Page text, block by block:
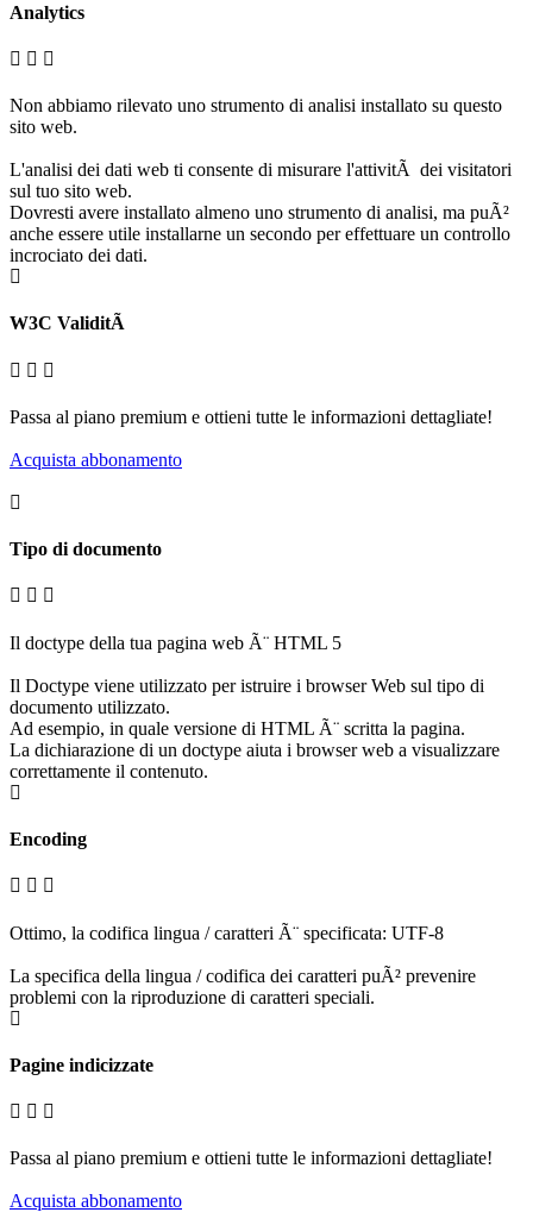
Analytics
Non abbiamo rilevato uno strumento di analisi installato su questo
sito web.
L'analisi dei dati web ti consente di misurare l'attivitÃ dei visitatori
sul tuo sito web.
Dovresti avere installato almeno uno strumento di analisi, ma puÃ²
anche essere utile installarne un secondo per effettuare un controllo
incrociato dei dati.
W3C ValiditÃ
Passa al piano premium e ottieni tutte le informazioni dettagliate!
Acquista abbonamento
Tipo di documento
Il doctype della tua pagina web Ã¨ HTML 5
Il Doctype viene utilizzato per istruire i browser Web sul tipo di
documento utilizzato.
Ad esempio, in quale versione di HTML Ã¨ scritta la pagina.
La dichiarazione di un doctype aiuta i browser web a visualizzare
correttamente il contenuto.
Encoding
Ottimo, la codifica lingua / caratteri Ã¨ specificata: UTF-8
La specifica della lingua / codifica dei caratteri puÃ² prevenire
problemi con la riproduzione di caratteri speciali.
Pagine indicizzate
Passa al piano premium e ottieni tutte le informazioni dettagliate!
Acquista abbonamento